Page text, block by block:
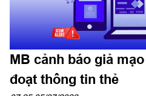
MB cảnh báo giả
đoạt thông tin thẻ